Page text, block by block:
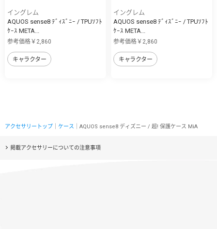
イングレム
AQUOS sense8 ﾃﾞｨｽﾞﾆｰ / TPUｿﾌﾄ
ｹｰｽ META...
参考価格￥2,860
キャラクター
イングレム
AQUOS sense8 ﾃﾞｨｽﾞﾆｰ / TPUｿﾌﾄ
ｹｰｽ META...
参考価格￥2,860
キャラクター
アクセサリートップ ケース ｜AQUOS sense8 ディズニー / 超! 保護ケース MiA
掲載アクセサリーについての注意事項